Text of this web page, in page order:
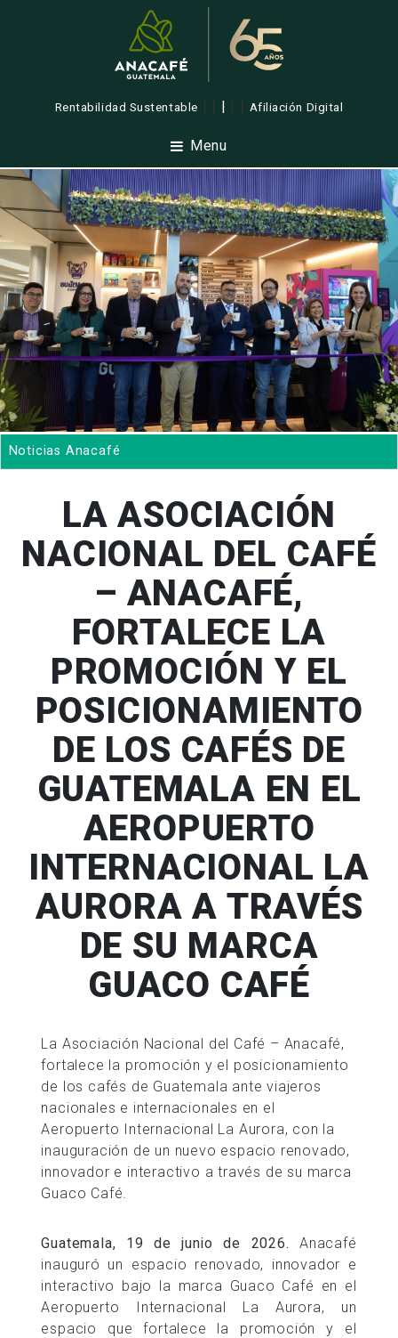
Rentabilidad Sustentable | | | | | Afiliación Digital
Menu
Noticias Anacafé
LA ASOCIACIÓN
NACIONAL DEL CAFÉ
– ANACAFÉ,
FORTALECE LA
PROMOCIÓN Y EL
POSICIONAMIENTO
DE LOS CAFÉS DE
GUATEMALA EN EL
AEROPUERTO
INTERNACIONAL LA
AURORA A TRAVÉS
DE SU MARCA
GUACO CAFÉ
La Asociación Nacional del Café – Anacafé,
fortalece la promoción y el posicionamiento
de los cafés de Guatemala ante viajeros
nacionales e internacionales en el
Aeropuerto Internacional La Aurora, con la
inauguración de un nuevo espacio renovado,
innovador e interactivo a través de su marca
Guaco Café.
Guatemala, 19 de junio de 2026. Anacafé
inauguró un espacio renovado, innovador e
interactivo bajo la marca Guaco Café en el
Aeropuerto Internacional La Aurora, un
espacio que fortalece la promoción y el